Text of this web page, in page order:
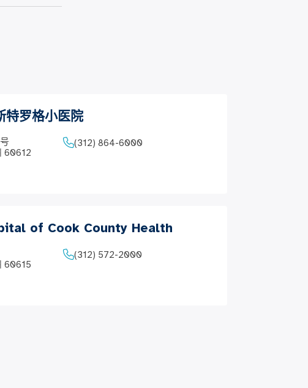
特罗格小医院
60612
(312) 864-6000
of Cook County Health
60615
(312) 572-2000